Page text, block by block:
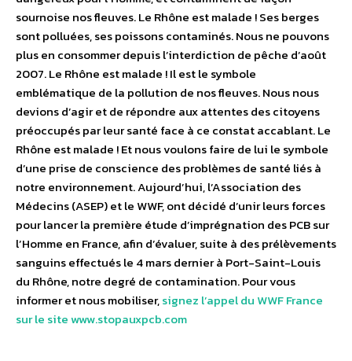
sournoise nos fleuves. Le Rhône est malade ! Ses berges
sont polluées, ses poissons contaminés. Nous ne pouvons
plus en consommer depuis l’interdiction de pêche d’août
2007. Le Rhône est malade ! Il est le symbole
emblématique de la pollution de nos fleuves. Nous nous
devions d’agir et de répondre aux attentes des citoyens
préoccupés par leur santé face à ce constat accablant. Le
Rhône est malade ! Et nous voulons faire de lui le symbole
d’une prise de conscience des problèmes de santé liés à
notre environnement. Aujourd’hui, l’Association des
Médecins (ASEP) et le WWF, ont décidé d’unir leurs forces
pour lancer la première étude d’imprégnation des PCB sur
l’Homme en France, afin d’évaluer, suite à des prélèvements
sanguins effectués le 4 mars dernier à Port-Saint-Louis
du Rhône, notre degré de contamination. Pour vous
informer et nous mobiliser,signez l’appel du WWF France
sur le site www.stopauxpcb.com